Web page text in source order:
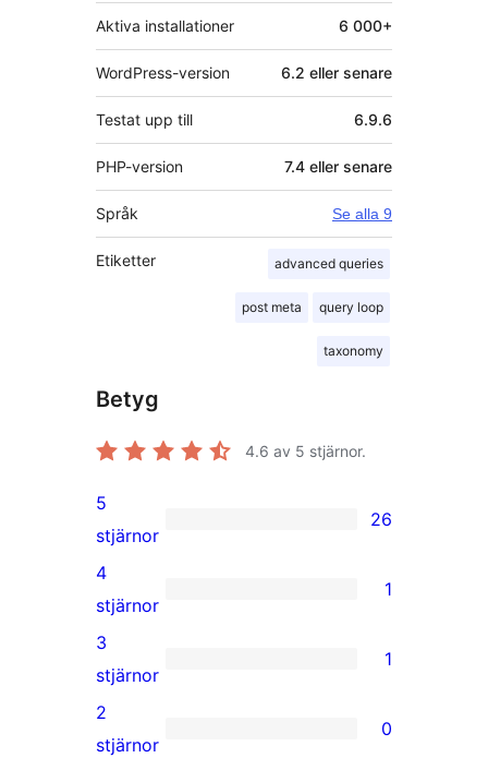
Aktiva installationer 6 000+
WordPress-version 6.2 eller senare
Testat upp till 6.9.6
PHP-version 7.4 eller senare
Språk Se alla 9
Etiketter advanced queries
post meta query loop
taxonomy
Betyg
4.6 av 5 stjärnor.
26
5-
stjärniga
recensioner
5
stjärnor
26
1
4-
stjärnig
recension
4
stjärnor
1
1
3-
stjärnig
3
stjärnor
1
0
2
stjärnor
0